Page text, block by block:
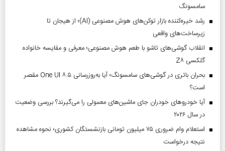
سامسونگ
رشد خیره‌کننده بازار توکن‌های هوش مصنوعی (AI)؛ از هیجان تا
زیرساخت‌های واقعی
انقلاب گوشی‌های تاشو‌ با طعم هوش مصنوعی؛ معرفی و مقایسه خانواده
گلکسی Z۸
بحران باتری در گوشی‌های سامسونگ؛ آیا به‌روزرسانی One UI ۸.۵ مقصر
است؟
آیا خودروهای خودران جای ماشین‌های معمولی را می‌گیرند؟ بررسی وضعیت
در سال ۲۰۲۶
استعلام وام ضروری ۷۵ میلیون تومانی بازنشستگان کشوری؛ نحوه مشاهده
نتیجه درخواست